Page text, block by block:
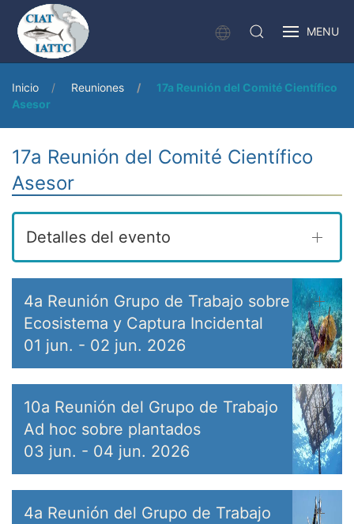
MENU
Inicio Reuniones
17a Reunión del Comité Científico
Asesor
17a Reunión del Comité Científico
Asesor
Detalles del evento
4a Reunión Grupo de Trabajo sobre
Ecosistema y Captura Incidental
01 jun. - 02 jun. 2026
10a Reunión del Grupo de Trabajo
Ad hoc sobre plantados
03 jun. - 04 jun. 2026
4a Reunión del Grupo de Trabajo